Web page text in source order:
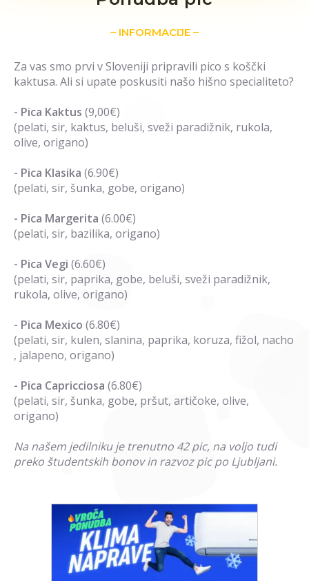
– INFORMACIJE –
Za vas smo prvi v Sloveniji pripravili pico s koščki
kaktusa. Ali si upate poskusiti našo hišno specialiteto?
- Pica Kaktus (9,00€)
(pelati, sir, kaktus, beluši, sveži paradižnik, rukola,
olive, origano)
- Pica Klasika (6.90€)
(pelati, sir, šunka, gobe, origano)
- Pica Margerita (6.00€)
(pelati, sir, bazilika, origano)
- Pica Vegi (6.60€)
(pelati, sir, paprika, gobe, beluši, sveži paradižnik,
rukola, olive, origano)
- Pica Mexico (6.80€)
(pelati, sir, kulen, slanina, paprika, koruza, fižol, nacho
, jalapeno, origano)
- Pica Capricciosa (6.80€)
(pelati, sir, šunka, gobe, pršut, artičoke, olive,
origano)
Na našem jedilniku je trenutno 42 pic, na voljo tudi
preko študentskih bonov in razvoz pic po Ljubljani.